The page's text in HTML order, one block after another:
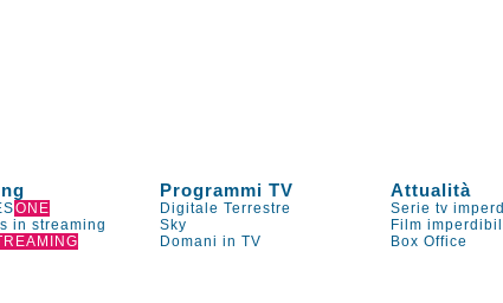
Programmi TV Attualità
ONE Digitale Terrestre Serie tv
in streaming Sky Film
Domani in TV Box Office